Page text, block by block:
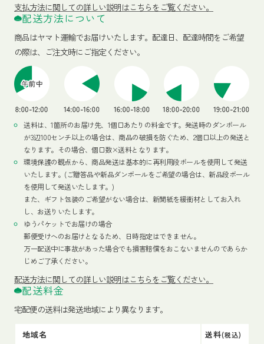
支払方法に関しての詳しい説明はこちらをご覧ください。
配送方法について
商品はヤマト運輸でお届けいたします。 配達日、配達時間をご希望
の際は、ご注文時にご指定ください。
送料は、1箇所のお届け先、1個口あたりの料金です。発送時のダンボール
が3辺100センチ以上の場合は、商品の破損を防ぐため、2個口以上の発送と
なります。その場合、個口数×送料となります。
環境保護の観点から、商品発送は基本的に再利用段ボールを使用して発送
いたします。(ご贈答品や新品ダンボールをご希望の場合は、新品段ボール
を使用して発送いたします。)
また、ギフト包装のご希望がない場合は、新聞紙を緩衝材としてお入れ
し、お送りいたします。
ゆうパケットでお届けの場合
郵便受けへのお届けとなるため、日時指定はできません。
万一配送中に事故があった場合でも損害賠償をおこないませんのであらか
じめご了承ください。
配送方法に関しての詳しい説明はこちらをご覧ください。
配送料金
宅配便の送料は発送地域により異なります。
地域名 送料(税込)